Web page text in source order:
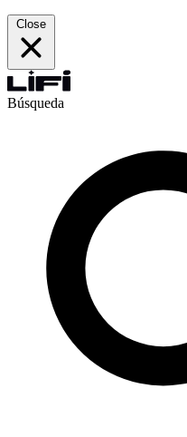
Close
Búsqueda